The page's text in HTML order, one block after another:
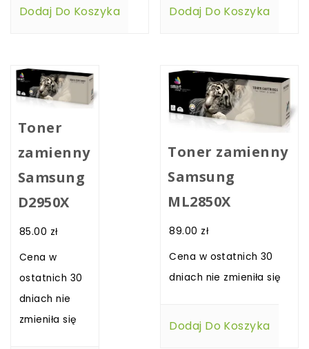
Dodaj Do Koszyka Dodaj Do Koszyka
Toner
zamienny
Samsung
D2950X
85.00 zł
Cena w
ostatnich 30
dniach nie
zmieniła się
Toner zamienny
Samsung
ML2850X
89.00 zł
Cena w ostatnich 30
dniach nie zmieniła się
Dodaj Do Koszyka